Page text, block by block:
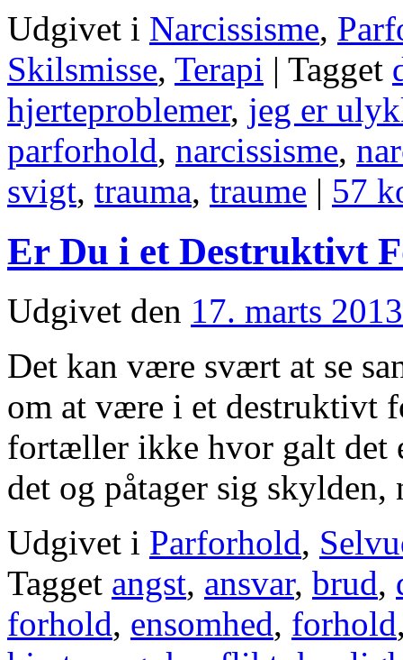
Udgivet i Narcissisme,
Skilsmisse, Terapi | Tagget
hjerteproblemer, jeg er
parforhold, narcissisme,
svigt, trauma, traume | 57
Er Du i et Destruktivt
Udgivet den 17. marts 2013
Det kan være svært at se
om at være i et destruktivt
fortæller ikke hvor galt det
det og påtager sig
Udgivet i Parforhold,
Tagget angst, ansvar, brud,
forhold, ensomhed, forhold